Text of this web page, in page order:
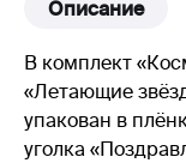
Описание
В комплект
«Летающие
упакован в
уголка